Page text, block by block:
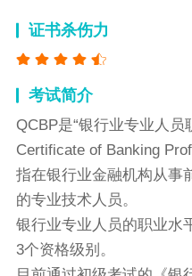
证书杀伤力
考试简介
QCBP是“银行业专业人员
Certificate of Banking
指在银行业金融机构从事
的专业技术人员。
银行业专业人员的职业水
3个资格级别。